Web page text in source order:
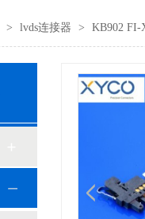
> lvds连接器 > KB902 FI-